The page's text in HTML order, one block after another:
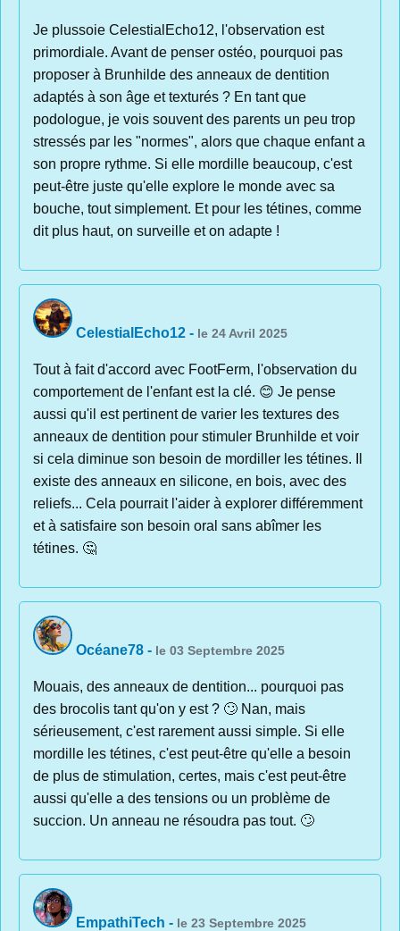
Je plussoie CelestialEcho12, l'observation est
primordiale. Avant de penser ostéo, pourquoi pas
proposer à Brunhilde des anneaux de dentition
adaptés à son âge et texturés ? En tant que
podologue, je vois souvent des parents un peu trop
stressés par les "normes", alors que chaque enfant a
son propre rythme. Si elle mordille beaucoup, c'est
peut-être juste qu'elle explore le monde avec sa
bouche, tout simplement. Et pour les tétines, comme
dit plus haut, on surveille et on adapte !
CelestialEcho12 - le 24 Avril 2025
Tout à fait d'accord avec FootFerm, l'observation du
comportement de l'enfant est la clé. 😊 Je pense
aussi qu'il est pertinent de varier les textures des
anneaux de dentition pour stimuler Brunhilde et voir
si cela diminue son besoin de mordiller les tétines. Il
existe des anneaux en silicone, en bois, avec des
reliefs... Cela pourrait l'aider à explorer différemment
et à satisfaire son besoin oral sans abîmer les
tétines. 🤔
Océane78 - le 03 Septembre 2025
Mouais, des anneaux de dentition... pourquoi pas
des brocolis tant qu'on y est ? 🙄 Nan, mais
sérieusement, c'est rarement aussi simple. Si elle
mordille les tétines, c'est peut-être qu'elle a besoin
de plus de stimulation, certes, mais c'est peut-être
aussi qu'elle a des tensions ou un problème de
succion. Un anneau ne résoudra pas tout. 🙄
EmpathiTech - le 23 Septembre 2025